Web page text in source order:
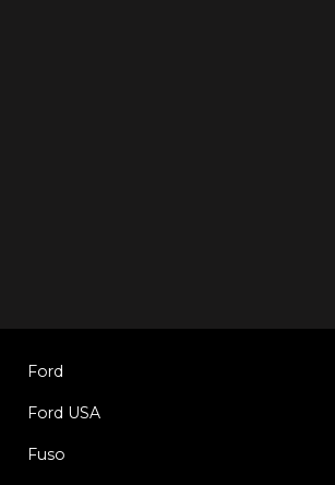
Ford
Ford USA
Fuso